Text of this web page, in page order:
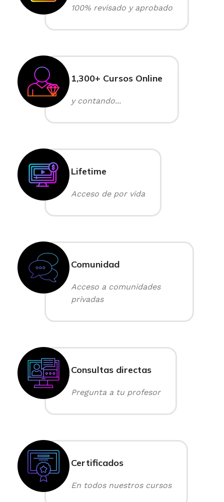
100% revisado y aprobado
1,300+ Cursos Online
y contando...
Lifetime
Acceso de por vida
Comunidad
Acceso a comunidades
privadas
Consultas directas
Pregunta a tu profesor
Certificados
En todos nuestros cursos